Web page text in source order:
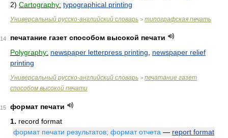
2) Cartography: typographical printing
Универсальный русско-английский словарь > типографская печать
14
печатание газет способом высокой печати
Polygraphy: newspaper letterpress printing
newspaper relief
printing
Универсальный русско-английский словарь > печатание газет
способом высокой печати
15
формат печати
1. record format
формат печати результатов; формат отчета — report format